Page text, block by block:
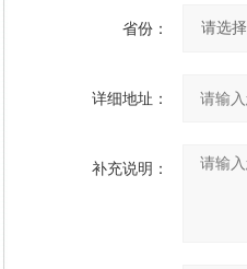
省份：
详细地址：
补充说明：